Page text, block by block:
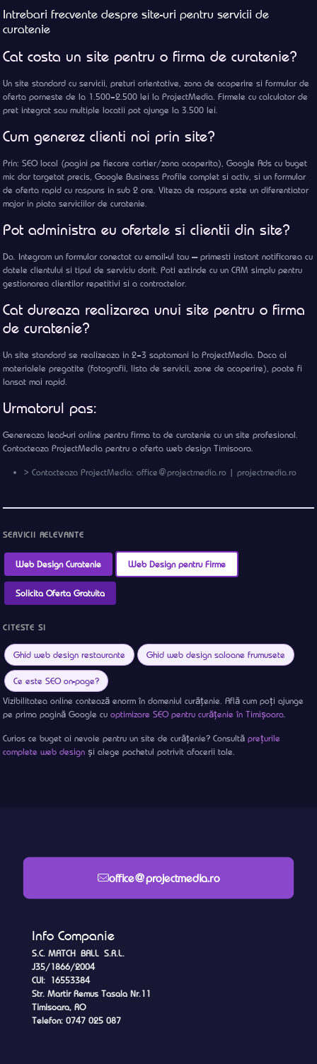
Intrebari frecvente despre site-uri pentru servicii de
curatenie
Cat costa un site pentru o firma de curatenie?
Un site standard cu servicii, preturi orientative, zona de acoperire si formular de
oferta porneste de la 1.500–2.500 lei la ProjectMedia. Firmele cu calculator de
pret integrat sau multiple locatii pot ajunge la 3.500 lei.
Cum generez clienti noi prin site?
Prin: SEO local (pagini pe fiecare cartier/zona acoperita), Google Ads cu buget
mic dar targetat precis, Google Business Profile complet si activ, si un formular
de oferta rapid cu raspuns in sub 2 ore. Viteza de raspuns este un diferentiator
major in piata serviciilor de curatenie.
Pot administra eu ofertele si clientii din site?
Da. Integram un formular conectat cu email-ul tau — primesti instant notificarea cu
datele clientului si tipul de serviciu dorit. Poti extinde cu un CRM simplu pentru
gestionarea clientilor repetitivi si a contractelor.
Cat dureaza realizarea unui site pentru o firma
de curatenie?
Un site standard se realizeaza in 2–3 saptamani la ProjectMedia. Daca ai
materialele pregatite (fotografii, lista de servicii, zone de acoperire), poate fi
lansat mai rapid.
Urmatorul pas:
Genereaza lead-uri online pentru firma ta de curatenie cu un site profesional.
Contacteaza ProjectMedia pentru o oferta web design Timisoara.
> Contacteaza ProjectMedia: office@projectmedia.ro | projectmedia.ro
SERVICII RELEVANTE
Web Design Curatenie Web Design pentru Firme
Solicita Oferta Gratuita
CITESTE SI
Ghid web design restaurante Ghid web design saloane frumusete
Ce este SEO on-page?
Vizibilitatea online contează enorm în domeniul curățenie. Află cum poți ajunge
pe prima pagină Google cuoptimizare SEO pentru curățenie în Timișoara.
Curios ce buget ai nevoie pentru un site de curățenie? Consultăprețurile
complete web design și alege pachetul potrivit afacerii tale.
office@projectmedia.ro
Info Companie
S.C. MATCH BALL S.R.L.
J35/1866/2004
CUI: 16553384
Str. Martir Remus Tasala Nr.11
Timisoara, RO
Telefon: 0747 025 087